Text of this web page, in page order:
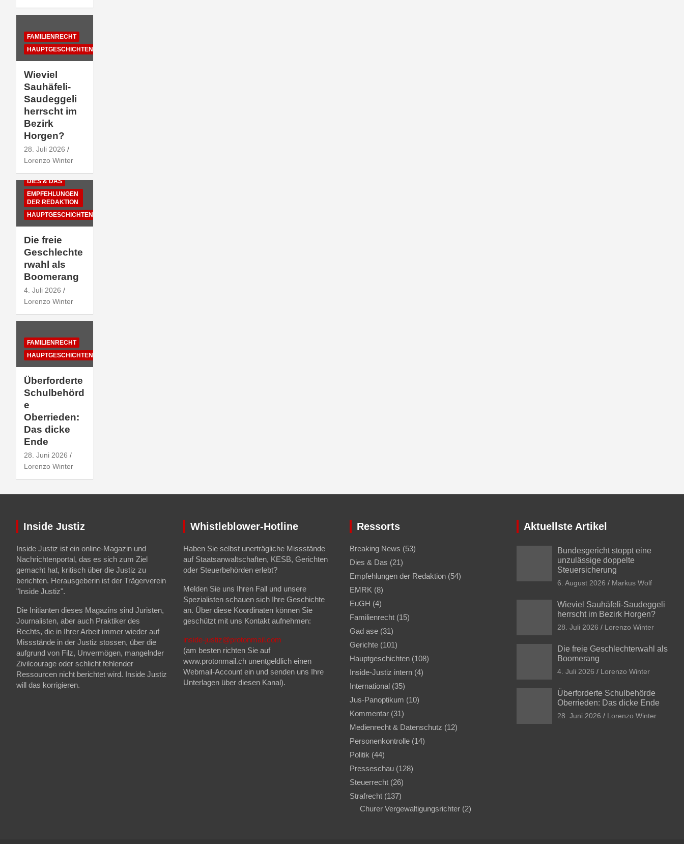
FAMILIENRECHT
HAUPTGESCHICHTEN
Wieviel
Sauhäfeli-
Saudeggeli
herrscht im
Bezirk
Horgen?
28. Juli 2026
Lorenzo Winter
DIES & DAS
EMPFEHLUNGEN
DER REDAKTION
HAUPTGESCHICHTEN
Die freie
Geschlechte
rwahl als
Boomerang
4. Juli 2026
Lorenzo Winter
FAMILIENRECHT
HAUPTGESCHICHTEN
Überforderte
Schulbehörd
e
Oberrieden:
Das dicke
Ende
28. Juni 2026
Lorenzo Winter
Inside Justiz
Inside Justiz ist ein online-Magazin und
Nachrichtenportal, das es sich zum Ziel
gemacht hat, kritisch über die Justiz zu
berichten. Herausgeberin ist der Trägerverein
"Inside Justiz".
Die Initianten dieses Magazins sind Juristen,
Journalisten, aber auch Praktiker des
Rechts, die in Ihrer Arbeit immer wieder auf
Missstände in der Justiz stossen, über die
aufgrund von Filz, Unvermögen, mangelnder
Zivilcourage oder schlicht fehlender
Ressourcen nicht berichtet wird. Inside Justiz
will das korrigieren.
Whistleblower-Hotline
Haben Sie selbst unerträgliche Missstände
auf Staatsanwaltschaften, KESB, Gerichten
oder Steuerbehörden erlebt?
Melden Sie uns Ihren Fall und unsere
Spezialisten schauen sich Ihre Geschichte
an. Über diese Koordinaten können Sie
geschützt mit uns Kontakt aufnehmen:
inside-justiz@protonmail.com
(am besten richten Sie auf
www.protonmail.ch unentgeldlich einen
Webmail-Account ein und senden uns Ihre
Unterlagen über diesen Kanal).
Ressorts
Breaking News (53)
Dies & Das (21)
Empfehlungen der Redaktion (54)
EMRK (8)
EuGH (4)
Familienrecht (15)
Gad ase (31)
Gerichte (101)
Hauptgeschichten (108)
Inside-Justiz intern (4)
International (35)
Jus-Panoptikum (10)
Kommentar (31)
Medienrecht & Datenschutz (12)
Personenkontrolle (14)
Politik (44)
Presseschau (128)
Steuerrecht (26)
Strafrecht (137)
Churer Vergewaltigungsrichter (2)
Aktuellste Artikel
Bundesgericht stoppt eine
unzulässige doppelte
Steuersicherung
6. August 2026 Markus Wolf
Wieviel Sauhäfeli-Saudeggeli
herrscht im Bezirk Horgen?
28. Juli 2026 Lorenzo Winter
Die freie Geschlechterwahl als
Boomerang
4. Juli 2026 Lorenzo Winter
Überforderte Schulbehörde
Oberrieden: Das dicke Ende
28. Juni 2026 Lorenzo Winter